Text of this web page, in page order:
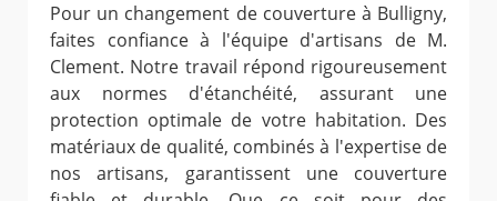
Pour un changement de couverture à Bulligny,
faites confiance à l'équipe d'artisans de M.
Clement. Notre travail répond rigoureusement
aux normes d'étanchéité, assurant une
protection optimale de votre habitation. Des
matériaux de qualité, combinés à l'expertise de
nos artisans, garantissent une couverture